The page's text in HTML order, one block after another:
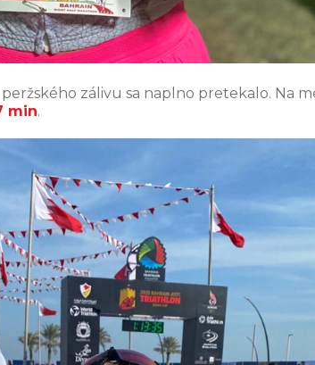
zálivu sa naplno pretekalo. Na
min.